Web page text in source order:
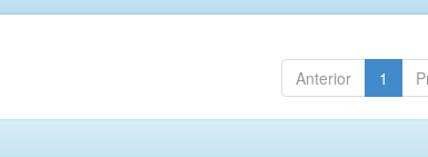
Anterior 1